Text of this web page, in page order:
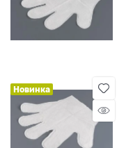
Новинка